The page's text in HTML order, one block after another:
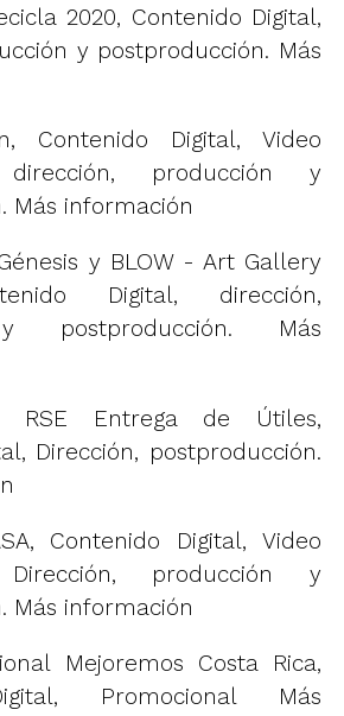
2020, Contenido Digital,
y postproducción. Más
Contenido Digital, Video
dirección, producción y
Más información
y BLOW - Art Gallery
Digital, dirección,
postproducción. Más
RSE Entrega de Útiles,
Dirección, postproducción.
Contenido Digital, Video
Dirección, producción y
Más información
Mejoremos Costa Rica,
Promocional Más